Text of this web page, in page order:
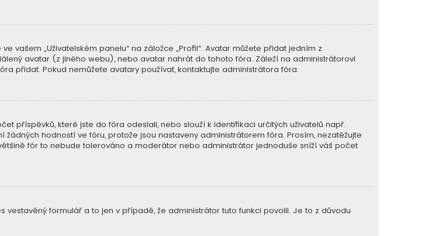
vašem „Uživatelském panelu“ na záložce „Profil“. Avatar můžete přidat jedním z
avatar (z jiného webu), nebo avatar nahrát do tohoto fóra. Záleží na administrátorovi
přidat. Pokud nemůžete avatary používat, kontaktujte administrátora fóra.
příspěvků, které jste do fóra odeslali, nebo slouží k identifikaci určitých uživatelů např.
hodností ve fóru, protože jsou nastaveny administrátorem fóra. Prosím, nezatěžujte
fór to nebude tolerováno a moderátor nebo administrátor jednoduše sníží váš počet
formulář a to jen v případě, že administrátor tuto funkci povolil. Je to z důvodu